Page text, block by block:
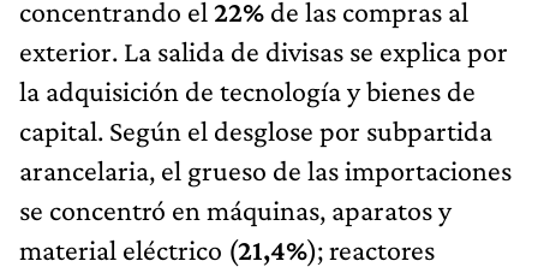
concentrando el 22% de las compras al
exterior. La salida de divisas se explica por
la adquisición de tecnología y bienes de
capital. Según el desglose por subpartida
arancelaria, el grueso de las importaciones
se concentró en máquinas, aparatos y
material eléctrico (21,4%); reactores